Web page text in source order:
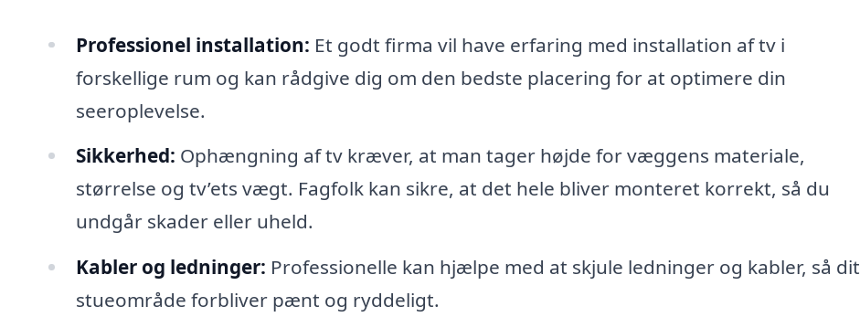
Professionel installation: Et godt firma vil have erfaring med installation af tv i
forskellige rum og kan rådgive dig om den bedste placering for at optimere din
seeroplevelse.
Sikkerhed: Ophængning af tv kræver, at man tager højde for væggens materiale,
størrelse og tv’ets vægt. Fagfolk kan sikre, at det hele bliver monteret korrekt, så du
undgår skader eller uheld.
Kabler og ledninger: Professionelle kan hjælpe med at skjule ledninger og kabler, så dit
stueområde forbliver pænt og ryddeligt.